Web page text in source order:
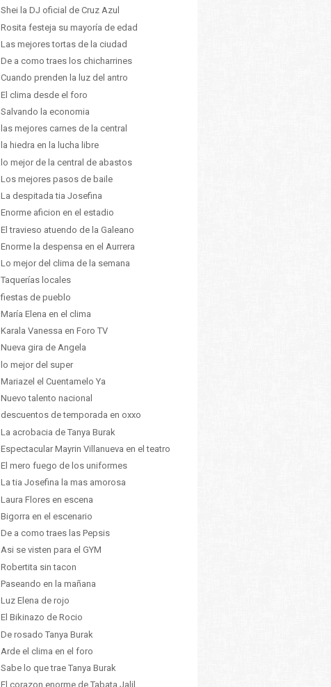
Shei la DJ oficial de Cruz Azul
Rosita festeja su mayoría de edad
Las mejores tortas de la ciudad
De a como traes los chicharrines
Cuando prenden la luz del antro
El clima desde el foro
Salvando la economia
las mejores carnes de la central
la hiedra en la lucha libre
lo mejor de la central de abastos
Los mejores pasos de baile
La despitada tia Josefina
Enorme aficion en el estadio
El travieso atuendo de la Galeano
Enorme la despensa en el Aurrera
Lo mejor del clima de la semana
Taquerías locales
fiestas de pueblo
María Elena en el clima
Karala Vanessa en Foro TV
Nueva gira de Angela
lo mejor del super
Mariazel el Cuentamelo Ya
Nuevo talento nacional
descuentos de temporada en oxxo
La acrobacia de Tanya Burak
Espectacular Mayrin Villanueva en el teatro
El mero fuego de los uniformes
La tia Josefina la mas amorosa
Laura Flores en escena
Bigorra en el escenario
De a como traes las Pepsis
Asi se visten para el GYM
Robertita sin tacon
Paseando en la mañana
Luz Elena de rojo
El Bikinazo de Rocio
De rosado Tanya Burak
Arde el clima en el foro
Sabe lo que trae Tanya Burak
El corazon enorme de Tabata Jalil